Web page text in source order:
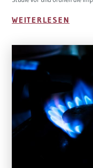
WEITERLESEN